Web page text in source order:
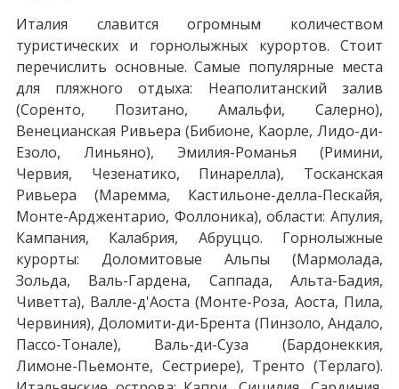
Италия славится огромным количеством
туристических и горнолыжных курортов. Стоит
перечислить основные. Самые популярные места
для пляжного отдыха: Неаполитанский залив
(Соренто, Позитано, Амальфи, Салерно),
Венецианская Ривьера (Бибионе, Каорле, Лидо-ди-
Езоло, Линьяно), Эмилия-Романья (Римини,
Червия, Чезенатико, Пинарелла), Тосканская
Ривьера (Маремма, Кастильоне-делла-Пескайя,
Монте-Арджентарио, Фоллоника), области: Апулия,
Кампания, Калабрия, Абруццо. Горнолыжные
курорты: Доломитовые Альпы (Мармолада,
Зольда, Валь-Гардена, Саппада, Альта-Бадия,
Чиветта), Валле-д'Аоста (Монте-Роза, Аоста, Пила,
Червиния), Доломити-ди-Брента (Пинзоло, Андало,
Пассо-Тонале), Валь-ди-Суза (Бардонеккия,
Лимоне-Пьемонте, Сестриере), Тренто (Терлаго).